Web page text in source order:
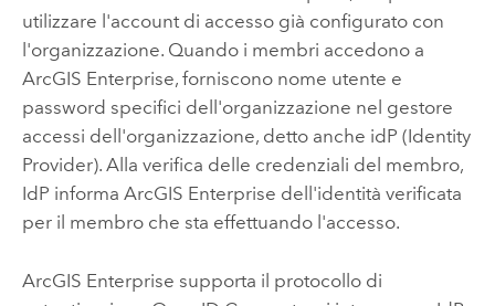
utilizzare l'account di accesso già configurato con
l'organizzazione. Quando i membri accedono a
ArcGIS Enterprise, forniscono nome utente e
password specifici dell'organizzazione nel gestore
accessi dell'organizzazione, detto anche idP (Identity
Provider). Alla verifica delle credenziali del membro,
IdP informa ArcGIS Enterprise dell'identità verificata
per il membro che sta effettuando l'accesso.
ArcGIS Enterprise supporta il protocollo di